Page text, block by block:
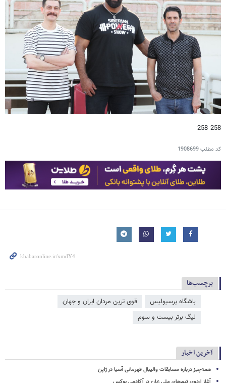
258 258
کد مطلب1908699
برچسب‌ها
باشگاه پرسپولیس
قوی ترین مردان ایران و جهان
لیگ برتر بیست و سوم
آخرین اخبار
همه‌چیز درباره مسابقات والیبال قهرمانی آسیا در ژاپن